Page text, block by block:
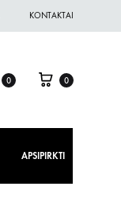
KONTAKTAI
0 0
APSIPIRKTI